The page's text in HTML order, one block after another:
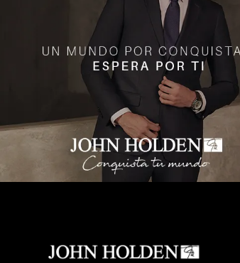
DE LO
DE